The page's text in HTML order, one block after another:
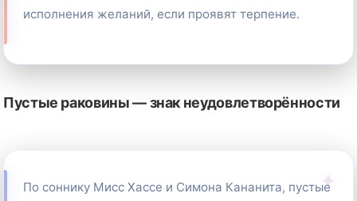
исполнения желаний, если проявят терпение.
Пустые раковины — знак неудовлетворённости
По соннику Мисс Хассе и Симона Кананита, пустые